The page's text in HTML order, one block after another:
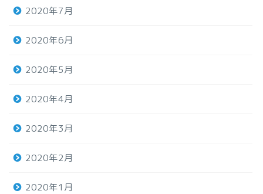
2020年7月
2020年6月
2020年5月
2020年4月
2020年3月
2020年2月
2020年1月